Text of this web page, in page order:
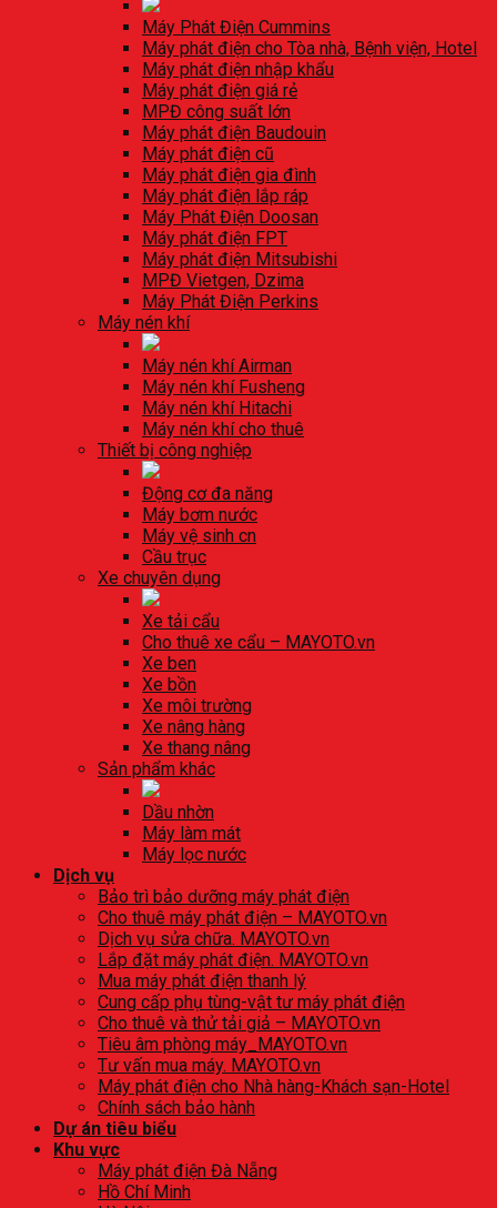
Máy Phát Điện Cummins
Máy phát điện cho Tòa nhà, Bệnh viện, Hotel
Máy phát điện nhập khẩu
Máy phát điện giá rẻ
MPĐ công suất lớn
Máy phát điện Baudouin
Máy phát điện cũ
Máy phát điện gia đình
Máy phát điện lắp ráp
Máy Phát Điện Doosan
Máy phát điện FPT
Máy phát điện Mitsubishi
MPĐ Vietgen, Dzima
Máy Phát Điện Perkins
Máy nén khí
Máy nén khí Airman
Máy nén khí Fusheng
Máy nén khí Hitachi
Máy nén khí cho thuê
Thiết bị công nghiệp
Động cơ đa năng
Máy bơm nước
Máy vệ sinh cn
Cầu trục
Xe chuyên dụng
Xe tải cẩu
Cho thuê xe cẩu – MAYOTO.vn
Xe ben
Xe bồn
Xe môi trường
Xe nâng hàng
Xe thang nâng
Sản phẩm khác
Dầu nhờn
Máy làm mát
Máy lọc nước
Dịch vụ
Bảo trì bảo dưỡng máy phát điện
Cho thuê máy phát điện – MAYOTO.vn
Dịch vụ sửa chữa. MAYOTO.vn
Lắp đặt máy phát điện. MAYOTO.vn
Mua máy phát điện thanh lý
Cung cấp phụ tùng-vật tư máy phát điện
Cho thuê và thử tải giả – MAYOTO.vn
Tiêu âm phòng máy_MAYOTO.vn
Tư vấn mua máy. MAYOTO.vn
Máy phát điện cho Nhà hàng-Khách sạn-Hotel
Chính sách bảo hành
Dự án tiêu biểu
Khu vực
Máy phát điện Đà Nẵng
Hồ Chí Minh